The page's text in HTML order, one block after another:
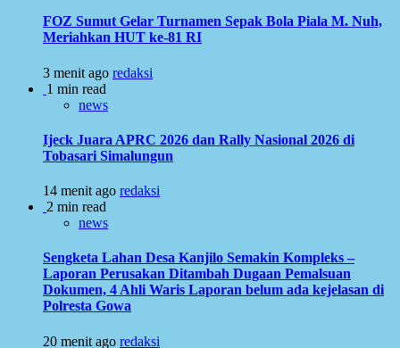
FOZ Sumut Gelar Turnamen Sepak Bola Piala M. Nuh,
Meriahkan HUT ke-81 RI
3 menit ago redaksi
1 min read
news
Ijeck Juara APRC 2026 dan Rally Nasional 2026 di
Tobasari Simalungun
14 menit ago redaksi
2 min read
news
Sengketa Lahan Desa Kanjilo Semakin Kompleks –
Laporan Perusakan Ditambah Dugaan Pemalsuan
Dokumen, 4 Ahli Waris Laporan belum ada kejelasan di
Polresta Gowa
20 menit ago redaksi